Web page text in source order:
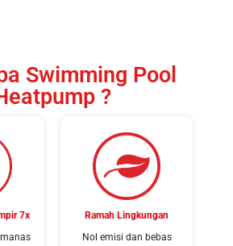
Swimming Pool
?
7x
Ramah Lingkungan
Nol emisi dan bebas